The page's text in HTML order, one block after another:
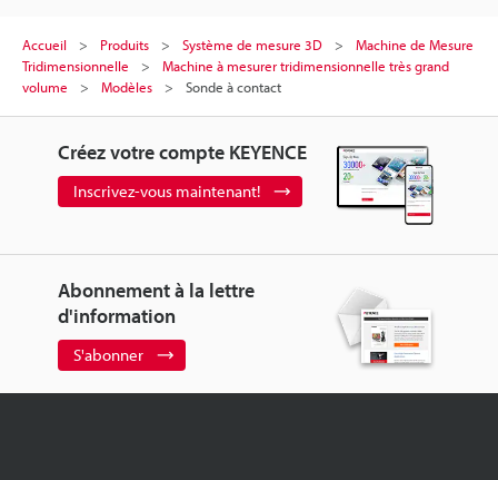
Accueil Produits Système de mesure 3D
Machine de Mesure
Tridimensionnelle
Machine à mesurer tridimensionnelle très grand
volume
Modèles Sonde à contact
Créez votre compte KEYENCE
Inscrivez-vous maintenant!
Abonnement à la lettre
d'information
S'abonner